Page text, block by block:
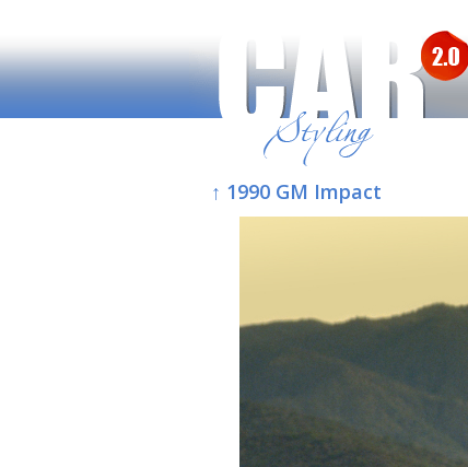
↑ 1990 GM Impact